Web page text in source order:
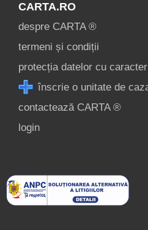
CARTA.RO
despre CARTA ®
termeni și condiții
protecția datelor cu
înscrie o unitate de
contactează CARTA ®
login